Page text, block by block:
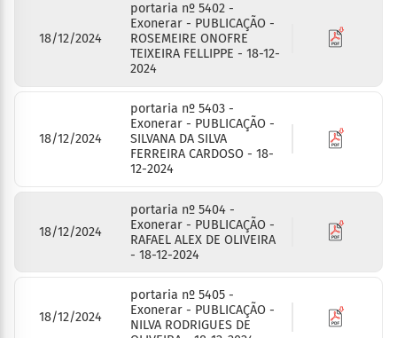
18/12/2024
portaria nº 5402 -
Exonerar - PUBLICAÇÃO -
ROSEMEIRE ONOFRE
TEIXEIRA FELLIPPE - 18-12-
2024
18/12/2024
portaria nº 5403 -
Exonerar - PUBLICAÇÃO -
SILVANA DA SILVA
FERREIRA CARDOSO - 18-
12-2024
18/12/2024
portaria nº 5404 -
Exonerar - PUBLICAÇÃO -
RAFAEL ALEX DE OLIVEIRA
- 18-12-2024
18/12/2024
portaria nº 5405 -
Exonerar - PUBLICAÇÃO -
NILVA RODRIGUES DE